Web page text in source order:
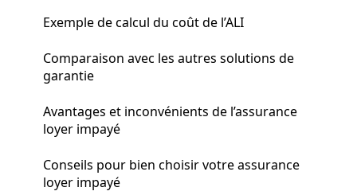
Exemple de calcul du coût de l’ALI
Comparaison avec les autres solutions de
garantie
Avantages et inconvénients de l’assurance
loyer impayé
Conseils pour bien choisir votre assurance
loyer impayé